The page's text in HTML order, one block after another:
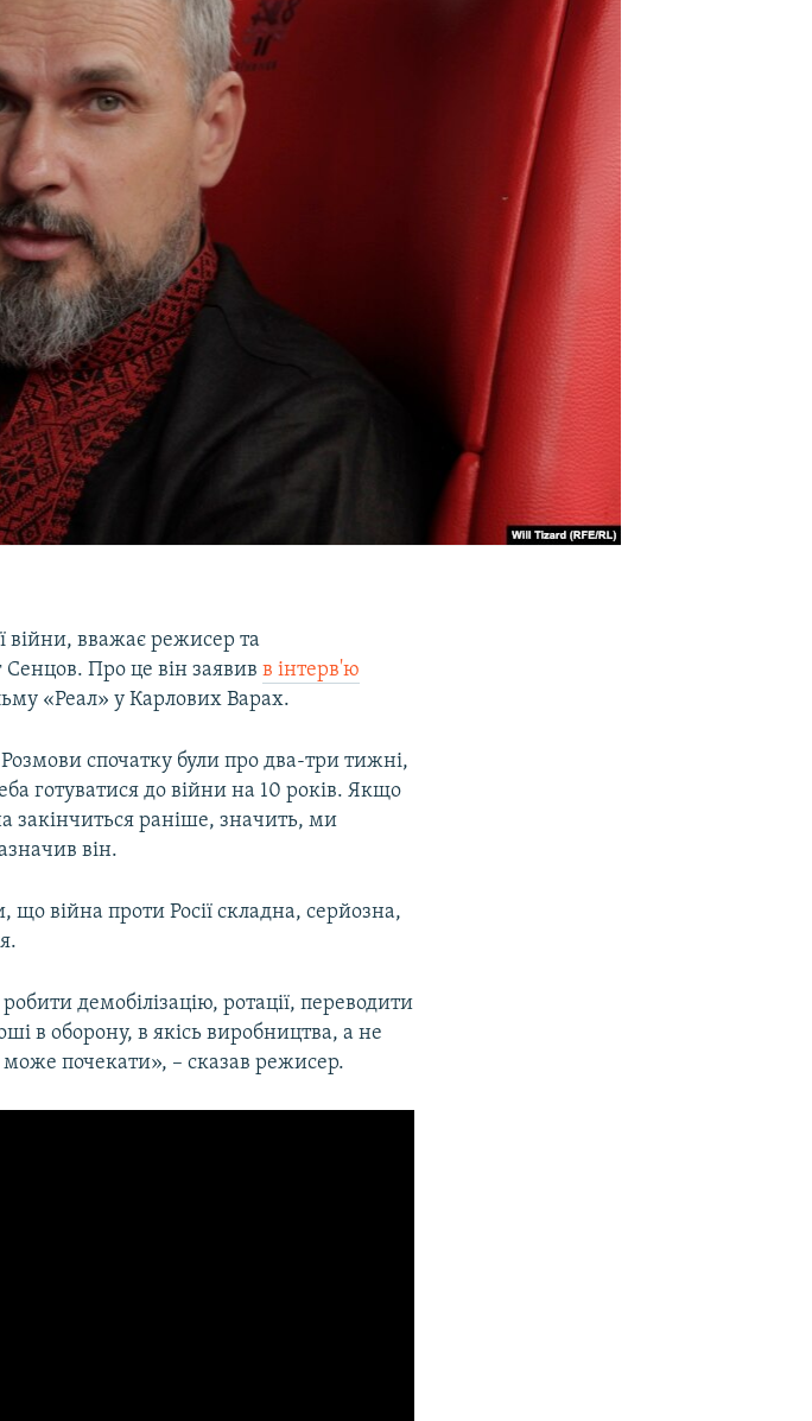
війни, вважає режисер та
Сенцов. Про це він заявивв інтерв'ю
«Реал» у Карлових Варах.
спочатку були про два-три тижні,
готуватися до війни на 10 років. Якщо
закінчиться раніше, значить, ми
він.
війна проти Росії складна, серйозна,
демобілізацію, ротації, переводити
в оборону, в якісь виробництва, а не
може почекати», – сказав режисер.